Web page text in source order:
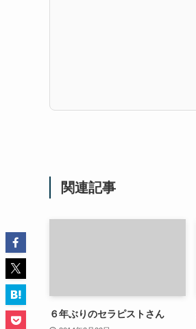
関連記事
６年ぶりのセラピストさん